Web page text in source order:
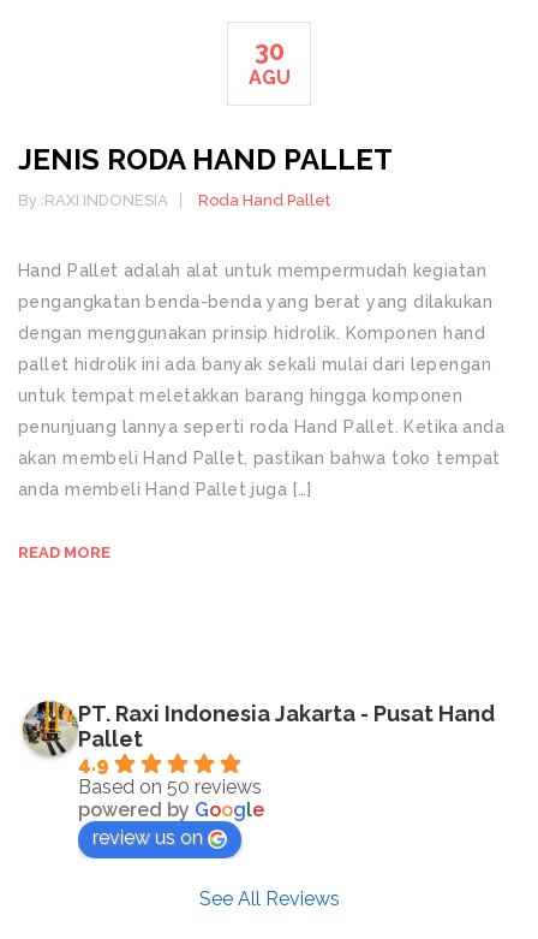
30
AGU
JENIS RODA HAND PALLET
By :RAXI INDONESIA Roda Hand Pallet
Hand Pallet adalah alat untuk mempermudah kegiatan
pengangkatan benda-benda yang berat yang dilakukan
dengan menggunakan prinsip hidrolik. Komponen hand
pallet hidrolik ini ada banyak sekali mulai dari lepengan
untuk tempat meletakkan barang hingga komponen
penunjuang lannya seperti roda Hand Pallet. Ketika anda
akan membeli Hand Pallet, pastikan bahwa toko tempat
anda membeli Hand Pallet juga […]
READ MORE
PT. Raxi Indonesia Jakarta - Pusat Hand
Pallet
4.9
Based on 50 reviews
powered by Google
review us on
See All Reviews